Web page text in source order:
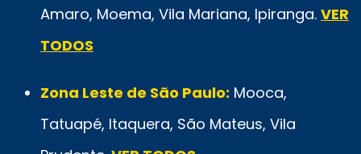
Amaro, Moema, Vila Mariana, Ipiranga. VER
TODOS
Zona Leste de São Paulo: Mooca,
Tatuapé, Itaquera, São Mateus, Vila